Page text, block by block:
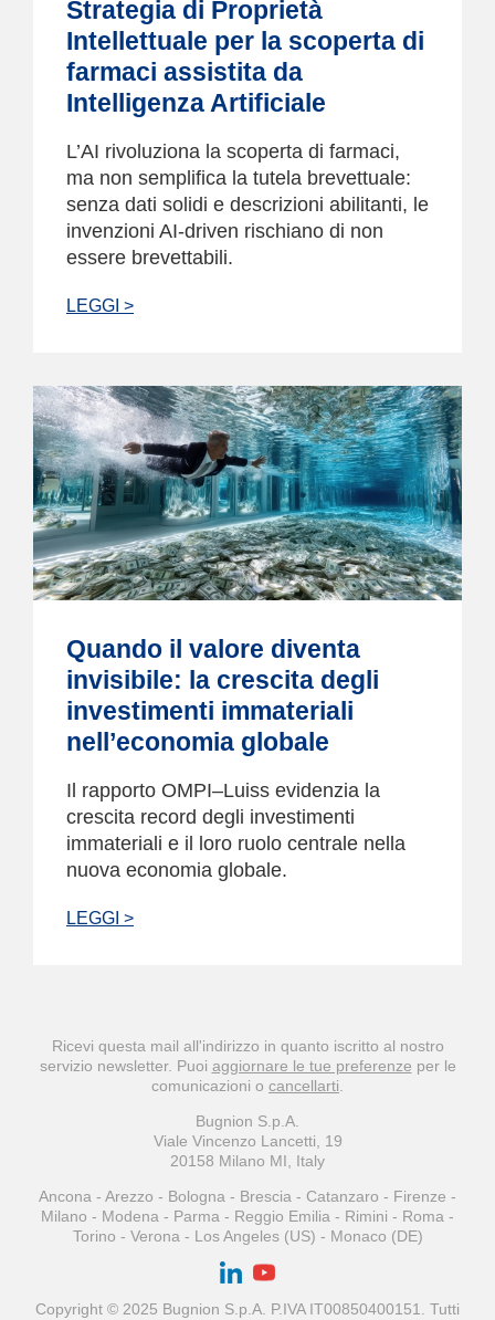
Strategia di Proprietà
Intellettuale per la scoperta di
farmaci assistita da
Intelligenza Artificiale
L’AI rivoluziona la scoperta di farmaci,
ma non semplifica la tutela brevettuale:
senza dati solidi e descrizioni abilitanti, le
invenzioni AI-driven rischiano di non
essere brevettabili.
LEGGI >
Quando il valore diventa
invisibile: la crescita degli
investimenti immateriali
nell’economia globale
Il rapporto OMPI–Luiss evidenzia la
crescita record degli investimenti
immateriali e il loro ruolo centrale nella
nuova economia globale.
LEGGI >
Ricevi questa mail all'indirizzo in quanto iscritto al nostro
servizio newsletter. Puoi aggiornare le tue preferenze per le
comunicazioni o cancellarti
Bugnion S.p.A.
Viale Vincenzo Lancetti, 19
20158 Milano MI, Italy
Ancona - Arezzo - Bologna - Brescia - Catanzaro - Firenze -
Milano - Modena - Parma - Reggio Emilia - Rimini - Roma -
Torino - Verona - Los Angeles (US) - Monaco (DE)
Copyright © 2025 Bugnion S.p.A. P.IVA IT00850400151. Tutti